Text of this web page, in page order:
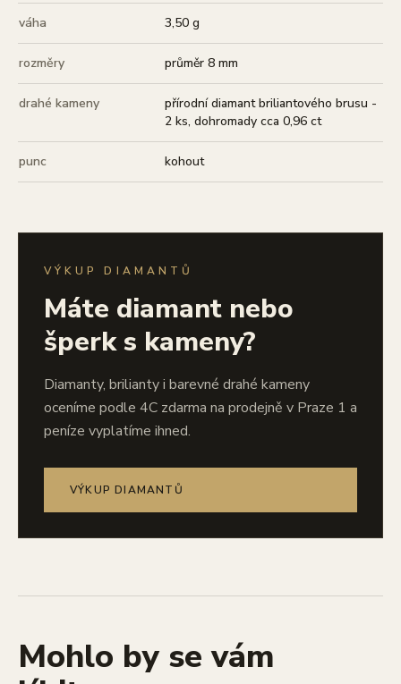
váha 3,50 g
rozměry průměr 8 mm
drahé kameny
přírodní diamant briliantového brusu -
2 ks, dohromady cca 0,96 ct
punc kohout
VÝKUP DIAMANTŮ
Máte diamant nebo
šperk s kameny?
Diamanty, brilianty i barevné drahé kameny
oceníme podle 4C zdarma na prodejně v Praze 1 a
peníze vyplatíme ihned.
VÝKUP DIAMANTŮ
Mohlo by se vám